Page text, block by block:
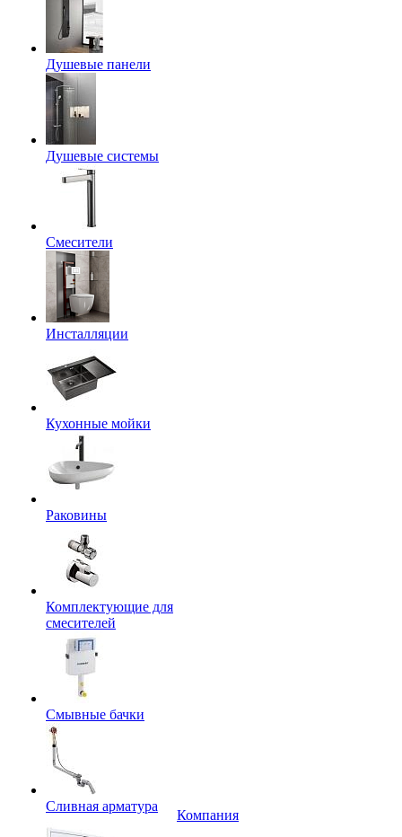
Душевые панели
Душевые системы
Смесители
Инсталляции
Кухонные мойки
Раковины
Комплектующие для
смесителей
Смывные бачки
Сливная арматура
Компания